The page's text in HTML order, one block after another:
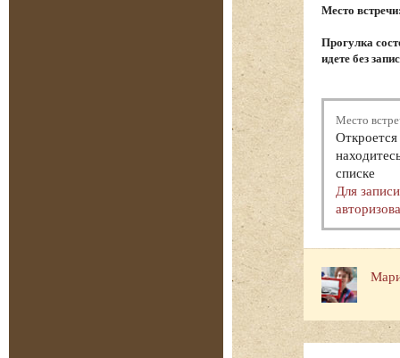
Место
Прогулка
идете без
Место
списке
Для